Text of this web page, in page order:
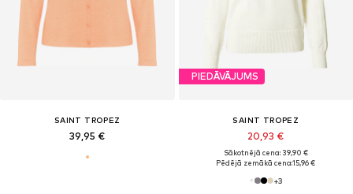
SAINT TROPEZ
39,95 €
PIEDĀVĀJUMS
SAINT TROPEZ
20,93 €
Sākotnējā cena: 39,90 €
Pēdējā zemākā cena:15,96 €
+3